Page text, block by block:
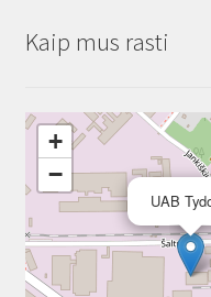
Kaip mus rasti
UAB
+
−